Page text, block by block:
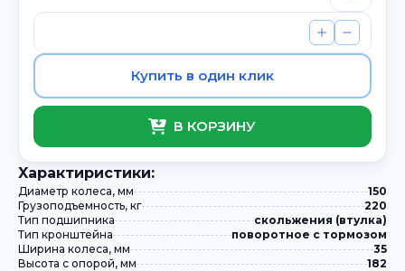
Купить в один клик
В КОРЗИНУ
Xарактиристики:
Диаметр колеса, мм
150
Грузоподъемность, кг
220
Тип подшипника
скольжения (втулка)
Тип кронштейна
поворотное с тормозом
Ширина колеса, мм
35
Высота с опорой, мм
182